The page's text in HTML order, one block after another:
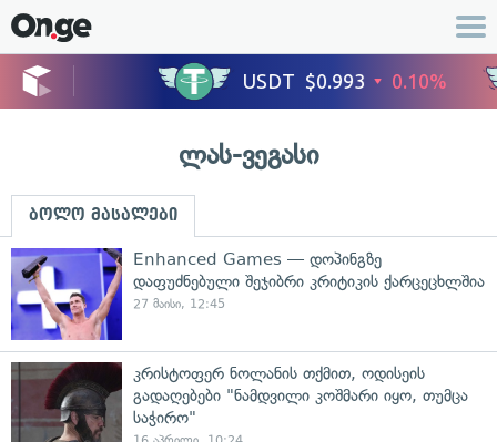
ლას-ვეგასი
ბოლო მასალები
Enhanced Games — დოპინგზე
დაფუძნებული შეჯიბრი კრიტიკის ქარცეცხლშია
27 მაისი, 12:45
კრისტოფერ ნოლანის თქმით, ოდისეის
გადაღებები "ნამდვილი კოშმარი იყო, თუმცა
საჭირო"